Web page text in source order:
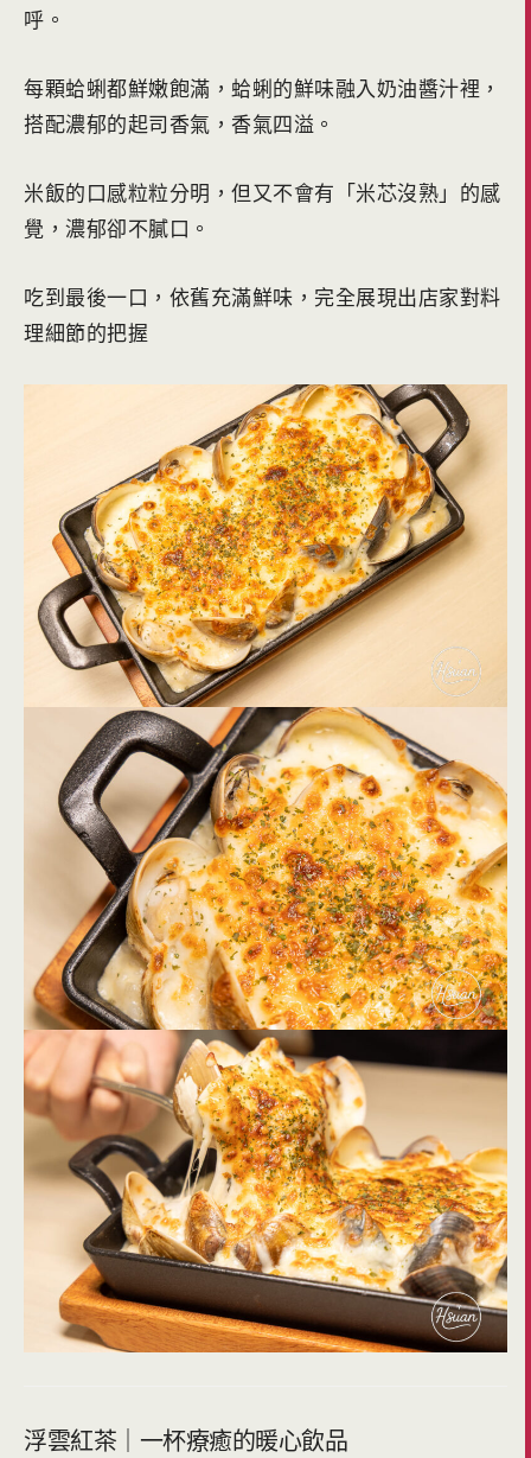
呼。
每顆蛤蜊都鮮嫩飽滿，蛤蜊的鮮味融入奶油醬汁裡，
搭配濃郁的起司香氣，香氣四溢。
米飯的口感粒粒分明，但又不會有「米芯沒熟」的感
覺，濃郁卻不膩口。
吃到最後一口，依舊充滿鮮味，完全展現出店家對料
理細節的把握
浮雲紅茶｜一杯療癒的暖心飲品